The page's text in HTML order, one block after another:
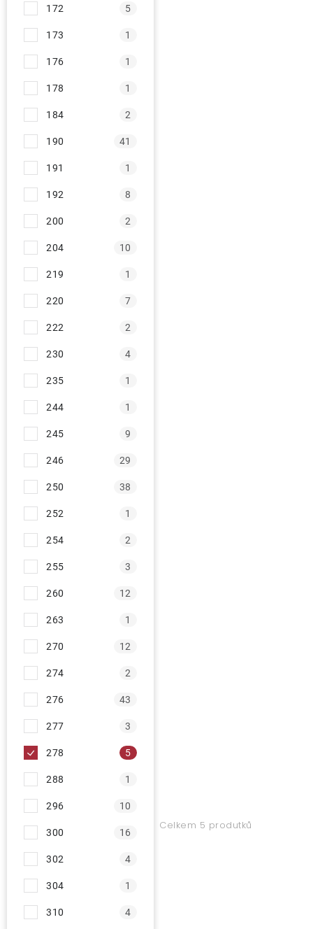
172 5
173 1
176 1
178 1
184 2
190 41
191 1
192 8
200 2
204 10
219 1
220 7
222 2
230 4
235 1
244 1
245 9
246 29
250 38
252 1
254 2
255 3
260 12
263 1
270 12
274 2
276 43
277 3
278 5
288 1
296 10
300 16
302 4
304 1
310 4
Celkem 5 produtků